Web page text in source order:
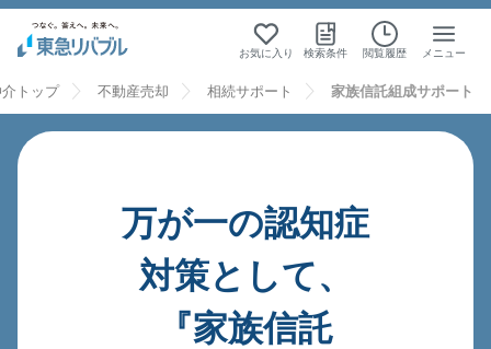
お気に入り 検索条件 閲覧履歴 メニュー
トップ 不動産売却 相続サポート 家族信託組成サポート
万が一の認知症
対策として、
『家族信託